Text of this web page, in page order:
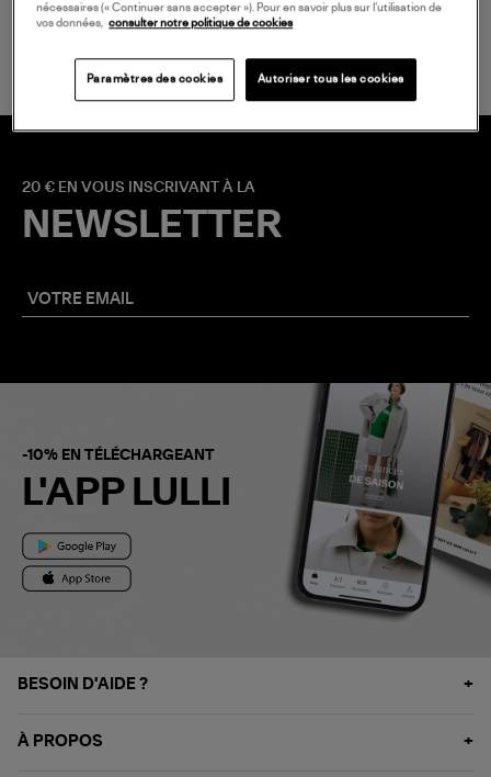
LIVRAISON GRATUITE
à partir de 150 € d'achat*
20 € EN VOUS INSCRIVANT À LA
NEWSLETTER
-10% EN TÉLÉCHARGEANT
L'APP LULLI
BESOIN D'AIDE ?
À PROPOS
nécessaires (« Continuer sans accepter »). Pour en savoir plus sur l’utilisation de
vos données,
consulter notre politique de cookies
Paramètres des cookies Autoriser tous les cookies